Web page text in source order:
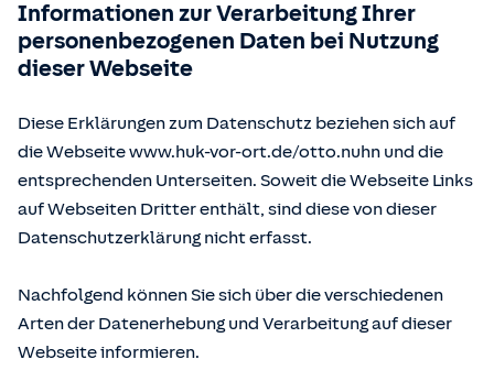
Informationen zur Verarbeitung Ihrer
personenbezogenen Daten bei Nutzung
dieser Webseite
Diese Erklärungen zum Datenschutz beziehen sich auf
die Webseite www.huk-vor-ort.de/otto.nuhn und die
entsprechenden Unterseiten. Soweit die Webseite Links
auf Webseiten Dritter enthält, sind diese von dieser
Datenschutzerklärung nicht erfasst.
Nachfolgend können Sie sich über die verschiedenen
Arten der Datenerhebung und Verarbeitung auf dieser
Webseite informieren.